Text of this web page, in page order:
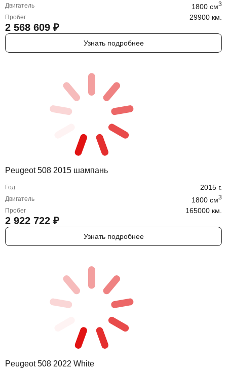
Двигатель 1800 cм3
Пробег 29900 км.
2 568 609 ₽
Узнать подробнее
Peugeot 508 2015 шампань
Год 2015 г.
Двигатель 1800 cм3
Пробег 165000 км.
2 922 722 ₽
Узнать подробнее
Peugeot 508 2022 White